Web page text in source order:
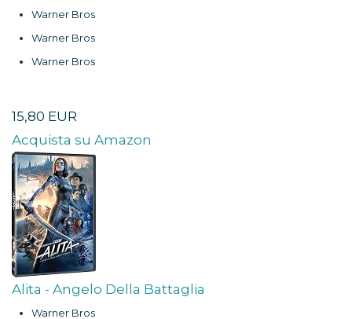
Warner Bros
Warner Bros
Warner Bros
15,80 EUR
Acquista su Amazon
Alita - Angelo Della Battaglia
Warner Bros